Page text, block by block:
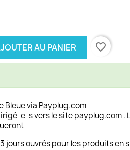
AU PANIER favorite_border
Bleue via Payplug.com
e-s vers le site payplug.com .
jours ouvrés pour les produits en